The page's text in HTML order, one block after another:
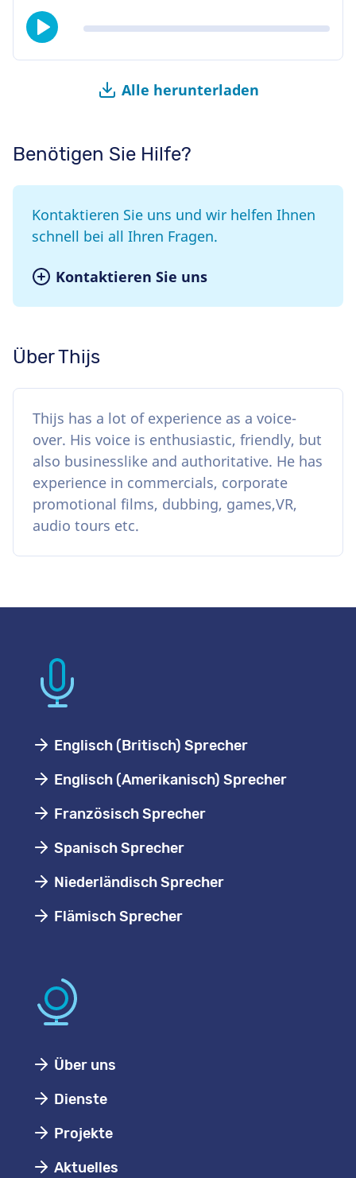
Alle herunterladen
Benötigen Sie Hilfe?
Kontaktieren Sie uns und wir helfen Ihnen
schnell bei all Ihren Fragen.
Kontaktieren Sie uns
Über Thijs
Thijs has a lot of experience as a voice-
over. His voice is enthusiastic, friendly, but
also businesslike and authoritative. He has
experience in commercials, corporate
promotional films, dubbing, games,VR,
audio tours etc.
Englisch (Britisch) Sprecher
Englisch (Amerikanisch) Sprecher
Französisch Sprecher
Spanisch Sprecher
Niederländisch Sprecher
Flämisch Sprecher
Über uns
Dienste
Projekte
Aktuelles